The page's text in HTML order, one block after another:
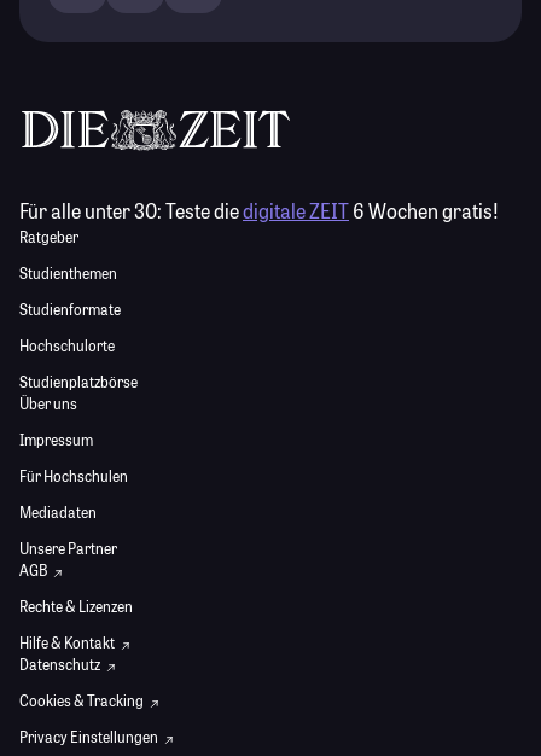
Für alle unter 30:Teste diedigitale ZEIT6 Wochen gratis!
Ratgeber
Studienthemen
Studienformate
Hochschulorte
Studienplatzbörse
Über uns
Impressum
Für Hochschulen
Mediadaten
Unsere Partner
AGB
Rechte & Lizenzen
Hilfe & Kontakt
Datenschutz
Cookies & Tracking
Privacy Einstellungen